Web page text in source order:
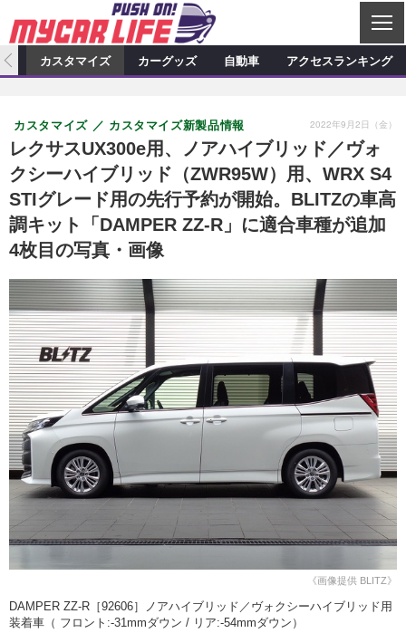
C
L
S
カーオーディオ
プロショップ検索 ショップ訪問記
カーオーディオニュース デモカー製作記
その他
カスタマイズ特集記事 カスタマイズ新製品情報
カスタマイズニュース
カーグッズ
カーグッズ特集記事 カーグッズ新製品情報
カーグッズニュース
自動車
ニュース 試乗記
スクープ
アクセスランキング
カスタマイズ カーグッズ 自動車 アクセスランキング
レクサスUX300e用、ノアハイブリッド／ヴォ
クシーハイブリッド（ZWR95W）用、WRX S4
STIグレード用の先行予約が開始。BLITZの車高
調キット「DAMPER ZZ-R」に適合車種が追加
4枚目の写真・画像
カスタマイズ カスタマイズ新製品情報 2022年9月2日（金）
《画像提供 BLITZ》
DAMPER ZZ-R［92606］ノアハイブリッド／ヴォクシーハイブリッド用
装着車（ フロント:-31mmダウン / リア:-54mmダウン）